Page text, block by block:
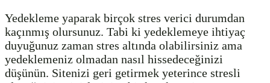
Yedekleme yaparak birçok stres verici durumdan
kaçınmış olursunuz. Tabi ki yedeklemeye ihtiyaç
duyuğunuz zaman stres altında olabilirsiniz ama
yedeklemeniz olmadan nasıl hissedeceğinizi
düşünün. Sitenizi geri getirmek yeterince stresli